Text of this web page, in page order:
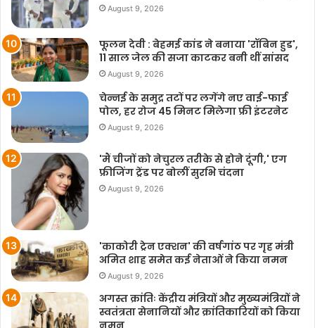
August 9, 2026
फूलन देवी : बेहमई कांड ने बनाया 'रॉबिन हुड',
11 साल जेल की सजा काटकर बनी थीं सांसद
August 9, 2026
चेन्नई के समुद्र तटों पर लगेंगे नए वाई-फाई
पोल, हर रोज 45 मिनट मिलेगा फ्री इंटरनेट
August 9, 2026
'मैं चीजों को नेचुरल तरीके से होने दूंगी,' एग
फ्रीजिंग ट्रेंड पर बोलीं सुरभि चंदना
August 9, 2026
'काकोरी ट्रेन एक्शन' की वर्षगांठ पर गृह मंत्री
अमित शाह समेत कई नेताओं ने किया नमन
August 9, 2026
अगस्त क्रांतिः केंद्रीय मंत्रियों और मुख्यमंत्रियों ने
स्वतंत्रता सेनानियों और क्रांतिकारियों को किया